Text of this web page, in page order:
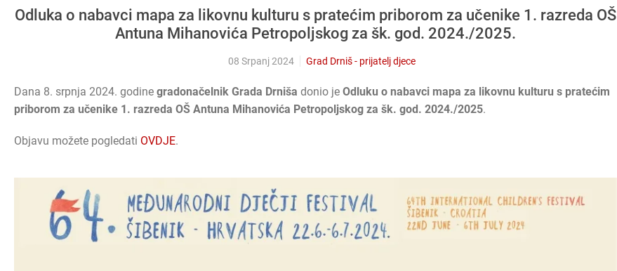
Odluka o nabavci mapa za likovnu kulturu s pratećim priborom za učenike 1. razreda OŠ
Antuna Mihanovića Petropoljskog za šk. god. 2024./2025.
08 Srpanj 2024 Grad Drniš - prijatelj djece
Dana 8. srpnja 2024. godine gradonačelnik Grada Drniša donio je Odluku o nabavci mapa za likovnu kulturu s pratećim
priborom za učenike 1. razreda OŠ Antuna Mihanovića Petropoljskog za šk. god. 2024./2025.
Objavu možete pogledati OVDJE.